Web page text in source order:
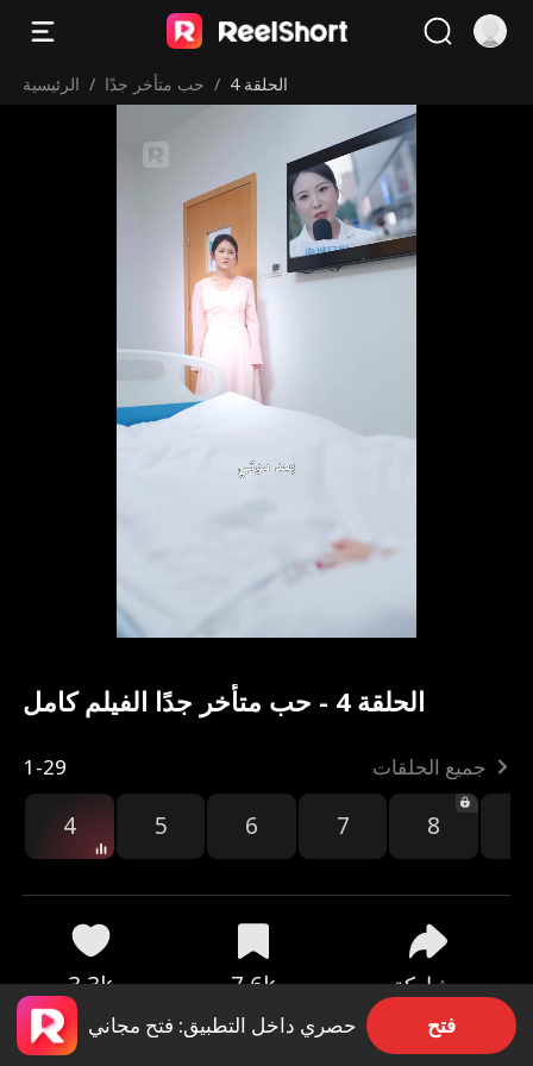
الرئيسية / حب متأخر جدًا / الحلقة 4
الحلقة 4 - حب متأخر جدًا الفيلم كامل
1-29 جميع الحلقات
4 5 6 7 8
3.3k 7.6k مشاركة
حصري داخل التطبيق: فتح مجاني فتح